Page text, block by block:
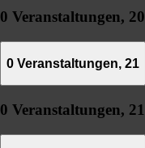
0 Veranstaltungen, 20
0 Veranstaltungen, 21
0 Veranstaltungen, 21